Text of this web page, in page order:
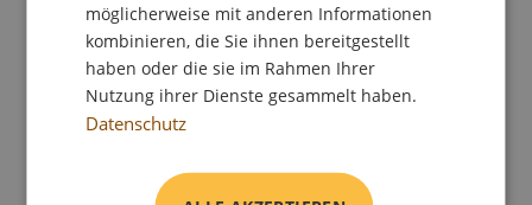
möglicherweise mit anderen Informationen
kombinieren, die Sie ihnen bereitgestellt
haben oder die sie im Rahmen Ihrer
Nutzung ihrer Dienste gesammelt haben.
Datenschutz